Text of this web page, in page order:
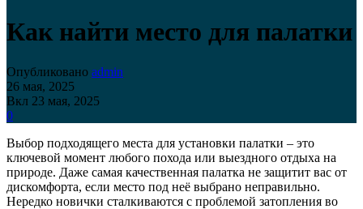
Как найти место для палатки
Опубликовано admin
26 мая, 2025
Вкл 23 мая, 2025
0
Выбор подходящего места для установки палатки – это
ключевой момент любого похода или выездного отдыха на
природе. Даже самая качественная палатка не защитит вас от
дискомфорта, если место под неё выбрано неправильно.
Нередко новички сталкиваются с проблемой затопления во